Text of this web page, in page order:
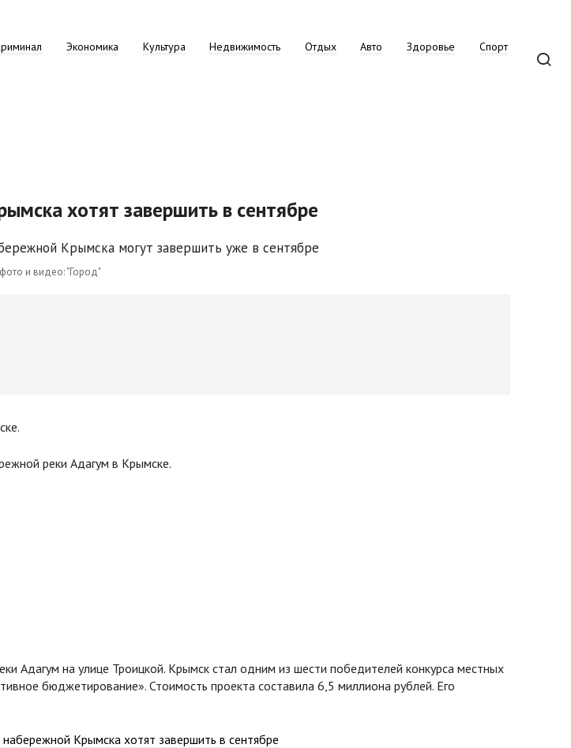
Экономика Культура Недвижимость Отдых Авто Здоровье Спорт
хотят завершить в сентябре
и видео: "Город"
реки Адагум в Крымске.
Адагум на улице Троицкой. Крымск стал одним из шести победителей конкурса местных
бюджетирование». Стоимость проекта составила 6,5 миллиона рублей. Его